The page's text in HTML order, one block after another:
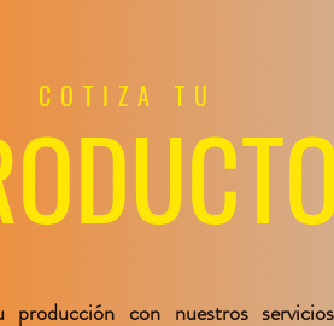
COTIZA TU
producción con nuestros